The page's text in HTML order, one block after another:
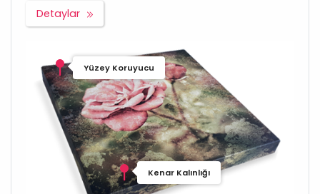
Detaylar
Yüzey Koruyucu
Kenar Kalınlığı